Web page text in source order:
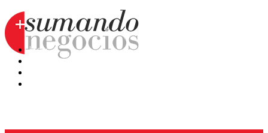
Hoy
Mercatips